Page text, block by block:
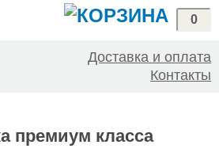
0
Доставка и оплата
Контакты
премиум класса